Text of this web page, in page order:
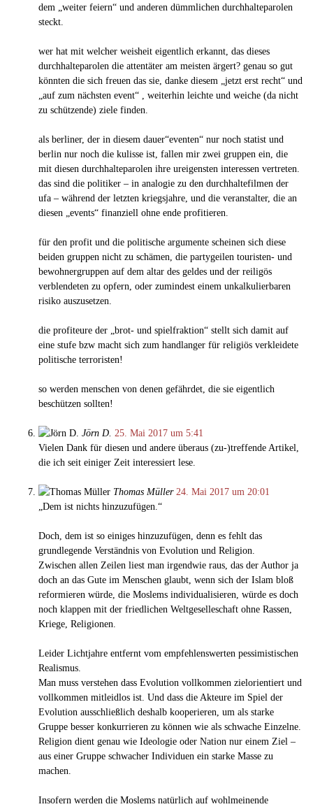
dem „weiter feiern“ und anderen dümmlichen durchhalteparolen
steckt.
wer hat mit welcher weisheit eigentlich erkannt, das dieses
durchhalteparolen die attentäter am meisten ärgert? genau so gut
könnten die sich freuen das sie, danke diesem „jetzt erst recht“ und
„auf zum nächsten event“ , weiterhin leichte und weiche (da nicht
zu schützende) ziele finden.
als berliner, der in diesem dauer“eventen“ nur noch statist und
berlin nur noch die kulisse ist, fallen mir zwei gruppen ein, die
mit diesen durchhalteparolen ihre ureigensten interessen vertreten.
das sind die politiker – in analogie zu den durchhaltefilmen der
ufa – während der letzten kriegsjahre, und die veranstalter, die an
diesen „events“ finanziell ohne ende profitieren.
für den profit und die politische argumente scheinen sich diese
beiden gruppen nicht zu schämen, die partygeilen touristen- und
bewohnergruppen auf dem altar des geldes und der reiligös
verblendeten zu opfern, oder zumindest einem unkalkulierbaren
risiko auszusetzen.
die profiteure der „brot- und spielfraktion“ stellt sich damit auf
eine stufe bzw macht sich zum handlanger für religiös verkleidete
politische terroristen!
so werden menschen von denen gefährdet, die sie eigentlich
beschützen sollten!
Jörn D. 25. Mai 2017 um 5:41
Vielen Dank für diesen und andere überaus (zu-)treffende Artikel,
die ich seit einiger Zeit interessiert lese.
Thomas Müller 24. Mai 2017 um 20:01
„Dem ist nichts hinzuzufügen.“
Doch, dem ist so einiges hinzuzufügen, denn es fehlt das
grundlegende Verständnis von Evolution und Religion.
Zwischen allen Zeilen liest man irgendwie raus, das der Author ja
doch an das Gute im Menschen glaubt, wenn sich der Islam bloß
reformieren würde, die Moslems individualisieren, würde es doch
noch klappen mit der friedlichen Weltgeselleschaft ohne Rassen,
Kriege, Religionen.
Leider Lichtjahre entfernt vom empfehlenswerten pessimistischen
Realismus.
Man muss verstehen dass Evolution vollkommen zielorientiert und
vollkommen mitleidlos ist. Und dass die Akteure im Spiel der
Evolution ausschließlich deshalb kooperieren, um als starke
Gruppe besser konkurrieren zu können wie als schwache Einzelne.
Religion dient genau wie Ideologie oder Nation nur einem Ziel –
aus einer Gruppe schwacher Individuen ein starke Masse zu
machen.
Insofern werden die Moslems natürlich auf wohlmeinende